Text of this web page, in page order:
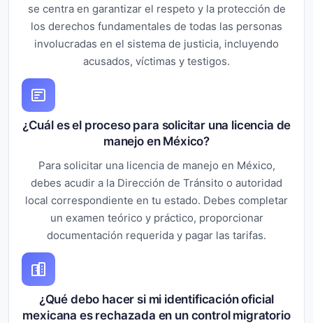
se centra en garantizar el respeto y la protección de
los derechos fundamentales de todas las personas
involucradas en el sistema de justicia, incluyendo
acusados, víctimas y testigos.
¿Cuál es el proceso para solicitar una licencia de
manejo en México?
Para solicitar una licencia de manejo en México,
debes acudir a la Dirección de Tránsito o autoridad
local correspondiente en tu estado. Debes completar
un examen teórico y práctico, proporcionar
documentación requerida y pagar las tarifas.
¿Qué debo hacer si mi identificación oficial
mexicana es rechazada en un control migratorio